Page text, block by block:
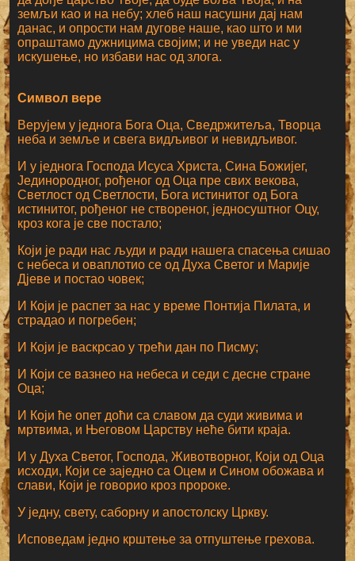
земљи као и на небу; хлеб наш насушни дај нам
данас, и опрости нам дугове наше, као што и ми
опраштамо дужницима својим; и не уведи нас у
искушење, но избави нас од злога.
Символ вере
Верујем у једнога Бога Оца, Сведржитеља, Творца
неба и земље и свега видљивог и невидљивог.
И у једнога Господа Исуса Христа, Сина Божијег,
Јединородног, рођеног од Оца пре свих векова,
Светлост од Светлости, Бога истинитог од Бога
истинитог, рођеног не створеног, једносуштног Оцу,
кроз кога је све постало;
Који је ради нас људи и ради нашега спасења сишао
с небеса и оваплотио се од Духа Светог и Марије
Дјеве и постао човек;
И Који је распет за нас у време Понтија Пилата, и
страдао и погребен;
И Који је васкрсао у трећи дан по Писму;
И Који се вазнео на небеса и седи с десне стране
Оца;
И Који ће опет доћи са славом да суди живима и
мртвима, и Његовом Царству неће бити краја.
И у Духа Светог, Господа, Животворног, Који од Оца
исходи, Који се заједно са Оцем и Сином обожава и
слави, Који је говорио кроз пророке.
У једну, свету, саборну и апостолску Цркву.
Исповедам једно крштење за отпуштење грехова.